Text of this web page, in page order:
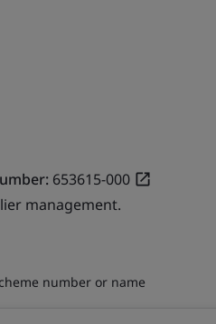
653615-000
management.
number or name